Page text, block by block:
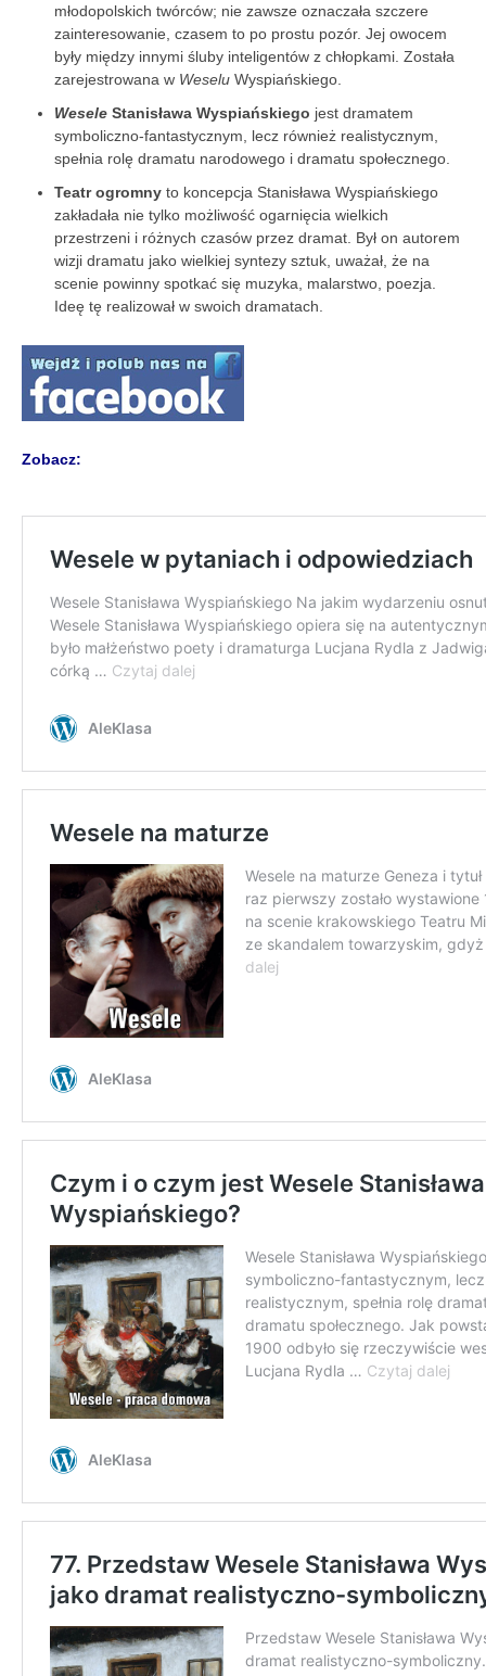
młodopolskich twórców; nie zawsze oznaczała szczere
zainteresowanie, czasem to po prostu pozór. Jej owocem
były między innymi śluby inteligentów z chłopkami. Została
zarejestrowana w Weselu Wyspiańskiego.
Wesele Stanisława Wyspiańskiego jest dramatem
symboliczno-fantastycznym, lecz również realistycznym,
spełnia rolę dramatu narodowego i dramatu społecznego.
Teatr ogromny to koncepcja Stanisława Wyspiańskiego
zakładała nie tylko możliwość ogarnięcia wielkich
przestrzeni i różnych czasów przez dramat. Był on autorem
wizji dramatu jako wielkiej syntezy sztuk, uważał, że na
scenie powinny spotkać się muzyka, malarstwo, poezja.
Ideę tę realizował w swoich dramatach.
Zobacz: